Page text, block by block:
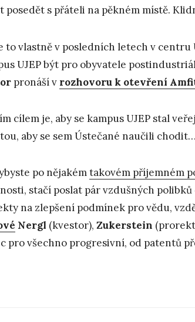
posedět s přáteli na pěkném místě.
to vlastně v posledních letech v centru
UJEP být pro obyvatele
pronáší v rozhovoru k otevření
cílem je, aby se kampus UJEP stal
aby se sem Ústečané naučili
po nějakémtakovém příjemném
stačí poslat pár vzdušných
na zlepšení podmínek pro vědu,
Nergl (kvestor), Zukerstein
pro všechno progresivní, od patentů